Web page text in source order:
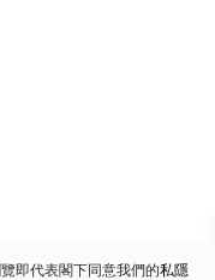
即代表閣下同意我們的私隱